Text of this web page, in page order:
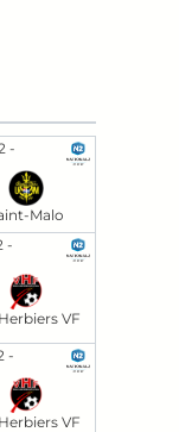
-
Malo
-
VF
-
VF